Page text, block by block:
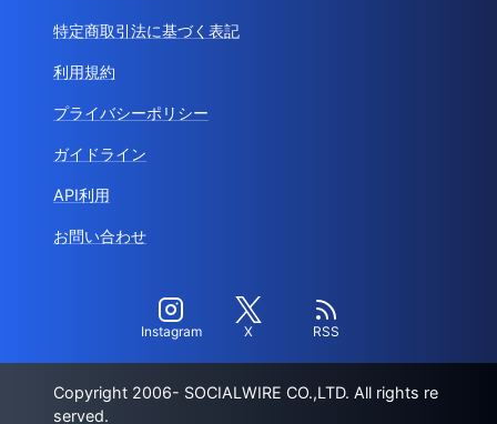
特定商取引法に基づく表記
利用規約
プライバシーポリシー
ガイドライン
API利用
お問い合わせ
Instagram X RSS
Copyright 2006- SOCIALWIRE CO.,LTD. All rights re
served.